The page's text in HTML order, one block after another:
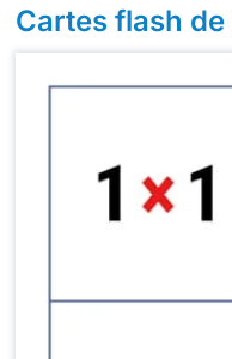
Cartes flash de